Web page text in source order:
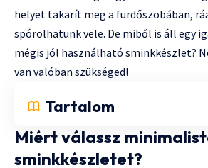
helyet takarít meg a fürdőszobában,
spórolhatunk vele. De miből is áll egy
mégis jól használható sminkkészlet?
van valóban szükséged!
Tartalom
Miért válassz
sminkkészletet?